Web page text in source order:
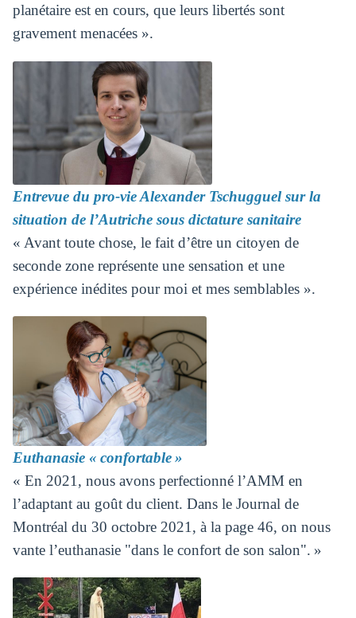
planétaire est en cours, que leurs libertés sont
gravement menacées ».
Entrevue du pro-vie Alexander Tschugguel sur la
situation de l’Autriche sous dictature sanitaire
« Avant toute chose, le fait d’être un citoyen de
seconde zone représente une sensation et une
expérience inédites pour moi et mes semblables ».
Euthanasie « confortable »
« En 2021, nous avons perfectionné l’AMM en
l’adaptant au goût du client. Dans le Journal de
Montréal du 30 octobre 2021, à la page 46, on nous
vante l’euthanasie "dans le confort de son salon". »